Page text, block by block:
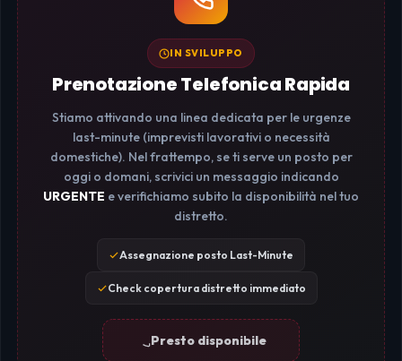
IN SVILUPPO
Prenotazione Telefonica Rapida
Stiamo attivando una linea dedicata per le urgenze
last-minute (imprevisti lavorativi o necessità
domestiche). Nel frattempo, se ti serve un posto per
oggi o domani, scrivici un messaggio indicando
URGENTE e verifichiamo subito la disponibilità nel tuo
distretto.
Assegnazione posto Last-Minute
Check copertura distretto immediato
Presto disponibile